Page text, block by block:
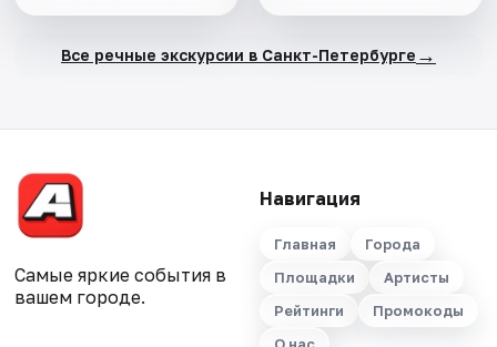
Все речные экскурсии в Санкт-Петербурге →
Самые яркие события в
вашем городе.
Навигация
Главная
Города
Площадки
Артисты
Рейтинги
Промокоды